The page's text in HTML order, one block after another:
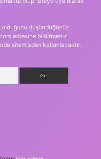
olduğunu düşündüğünüz
adresine bildirmeniz
sitemizden kaldırılacaktır.